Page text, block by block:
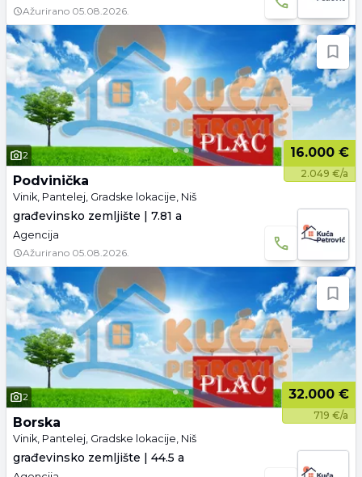
Ažurirano 05.08.2026.
2 16.000 €
2.049 €/a
Podvinička
Vinik, Pantelej, Gradske lokacije, Niš
građevinsko zemljište | 7.81 a
Agencija
Ažurirano 05.08.2026.
2 32.000 €
719 €/a
Borska
Vinik, Pantelej, Gradske lokacije, Niš
građevinsko zemljište | 44.5 a